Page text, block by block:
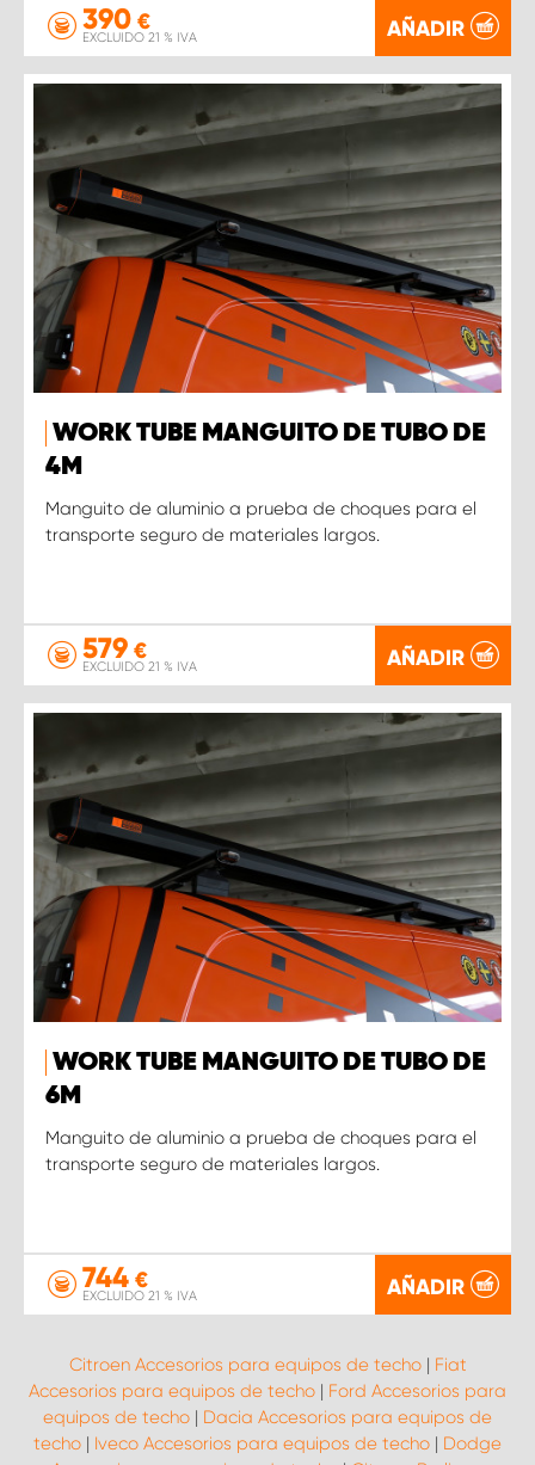
390 €
EXCLUIDO 21 % IVA AÑADIR
WORK TUBE MANGUITO DE TUBO DE
4M
Manguito de aluminio a prueba de choques para el
transporte seguro de materiales largos.
579 €
EXCLUIDO 21 % IVA AÑADIR
WORK TUBE MANGUITO DE TUBO DE
6M
Manguito de aluminio a prueba de choques para el
transporte seguro de materiales largos.
744 €
EXCLUIDO 21 % IVA AÑADIR
Citroen Accesorios para equipos de techo| Fiat
Accesorios para equipos de techo | Ford Accesorios para
equipos de techo | Dacia Accesorios para equipos de
techo | Iveco Accesorios para equipos de techo | Dodge